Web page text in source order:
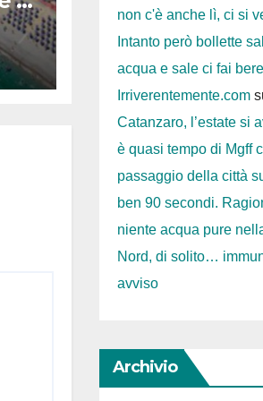
non c'è anche lì, ci si
Intanto però bollette
acqua e sale ci fai
Irriverentemente.com
Catanzaro, l’estate si
è quasi tempo di Mgff
passaggio della città
ben 90 secondi.
niente acqua pure
Nord, di solito…
avviso
Archivio